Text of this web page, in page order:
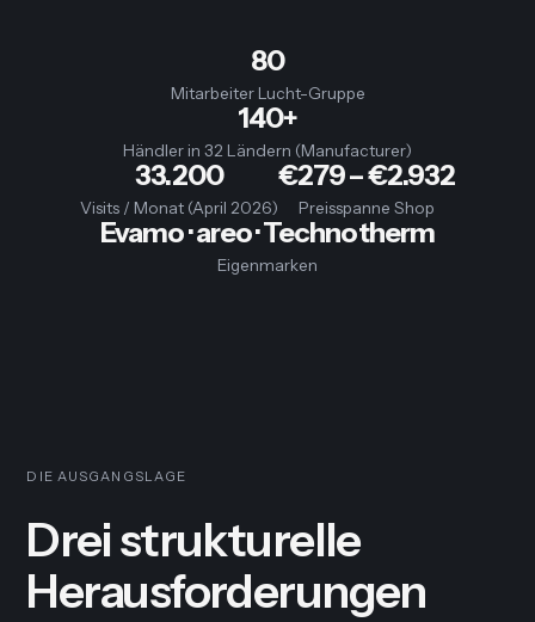
80
Mitarbeiter Lucht-Gruppe
140+
Händler in 32 Ländern (Manufacturer)
33.200
Visits / Monat (April 2026)
€279 – €2.932
Preisspanne Shop
Evamo · areo · Technotherm
Eigenmarken
DIE AUSGANGSLAGE
Drei strukturelle
Herausforderungen